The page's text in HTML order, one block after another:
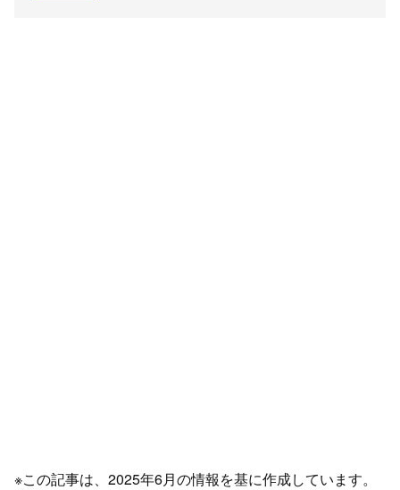
※この記事は、2025年6月の情報を基に作成しています。